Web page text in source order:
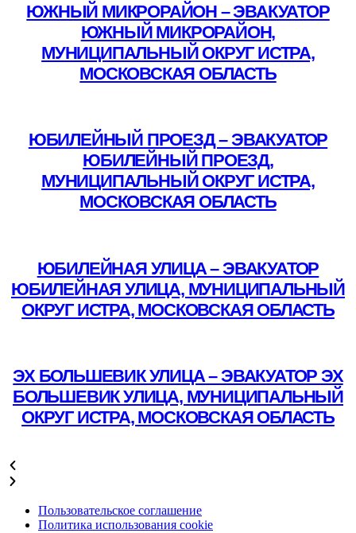
ЮЖНЫЙ МИКРОРАЙОН – ЭВАКУАТОР
ЮЖНЫЙ МИКРОРАЙОН,
МУНИЦИПАЛЬНЫЙ ОКРУГ ИСТРА,
МОСКОВСКАЯ ОБЛАСТЬ
ЮБИЛЕЙНЫЙ ПРОЕЗД – ЭВАКУАТОР
ЮБИЛЕЙНЫЙ ПРОЕЗД,
МУНИЦИПАЛЬНЫЙ ОКРУГ ИСТРА,
МОСКОВСКАЯ ОБЛАСТЬ
ЮБИЛЕЙНАЯ УЛИЦА – ЭВАКУАТОР
ЮБИЛЕЙНАЯ УЛИЦА, МУНИЦИПАЛЬНЫЙ
ОКРУГ ИСТРА, МОСКОВСКАЯ ОБЛАСТЬ
ЭХ БОЛЬШЕВИК УЛИЦА – ЭВАКУАТОР ЭХ
БОЛЬШЕВИК УЛИЦА, МУНИЦИПАЛЬНЫЙ
ОКРУГ ИСТРА, МОСКОВСКАЯ ОБЛАСТЬ
Пользовательское соглашение
Политика использования cookie